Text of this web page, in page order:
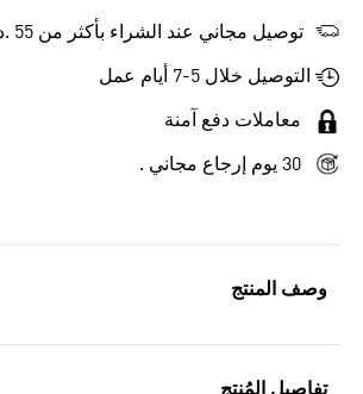
وصف المنتج
توصيل مجاني عند الشراء بأكثر من 55 .د.ب‎
التوصيل خلال 5-7 أيام عمل
معاملات دفع آمنة